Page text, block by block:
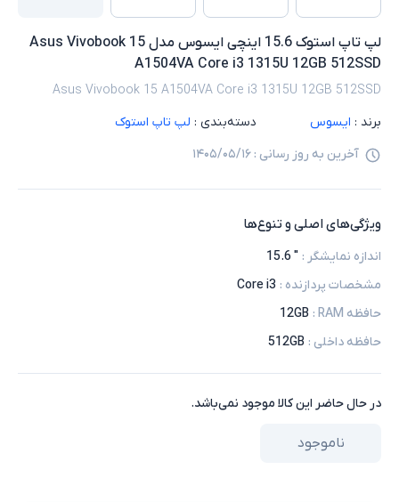
لپ تاپ استوک 15.6 اینچی ایسوس مدل Asus Vivobook 15
A1504VA Core i3 1315U 12GB 512SSD
Asus Vivobook 15 A1504VA Core i3 1315U 12GB 512SSD
برند : ایسوس دسته‌بندی : لپ تاپ استوک
آخرین به روز رسانی : ۱۴۰۵/۰۵/۱۶
ویژگی‌های اصلی و تنوع‌ها
اندازه نمایشگر :
" 15.6
مشخصات پردازنده :
Core i3
حافظه RAM
:
12GB
حافظه داخلی :
512GB
در حال حاضر این کالا موجود نمی‌باشد.
ناموجود